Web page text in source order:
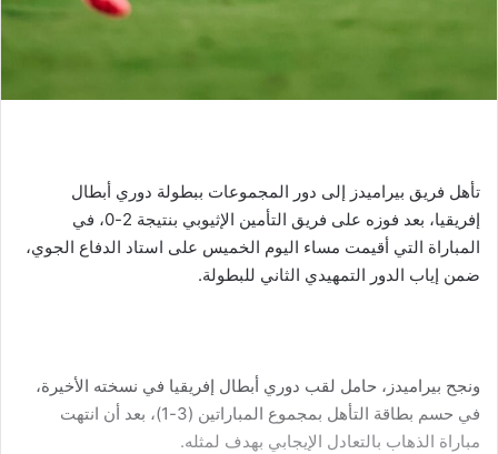
تأهل فريق بيراميدز إلى دور المجموعات ببطولة دوري أبطال
إفريقيا، بعد فوزه على فريق التأمين الإثيوبي بنتيجة 2-0، في
المباراة التي أقيمت مساء اليوم الخميس على استاد الدفاع الجوي،
ضمن إياب الدور التمهيدي الثاني للبطولة.
ونجح بيراميدز، حامل لقب دوري أبطال إفريقيا في نسخته الأخيرة،
في حسم بطاقة التأهل بمجموع المباراتين (3-1)، بعد أن انتهت
مباراة الذهاب بالتعادل الإيجابي بهدف لمثله.